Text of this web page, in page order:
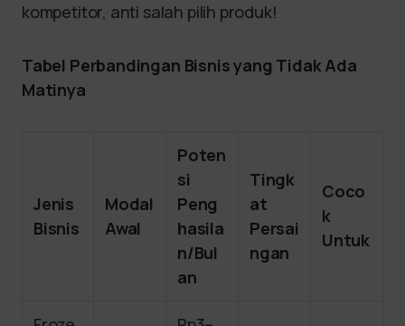
kompetitor, anti salah pilih produk!
Tabel Perbandingan Bisnis yang Tidak Ada
Matinya
Jenis
Bisnis
Modal
Awal
Poten
si
Peng
hasila
n/Bul
an
Tingk
at
Persai
ngan
Coco
k
Untuk